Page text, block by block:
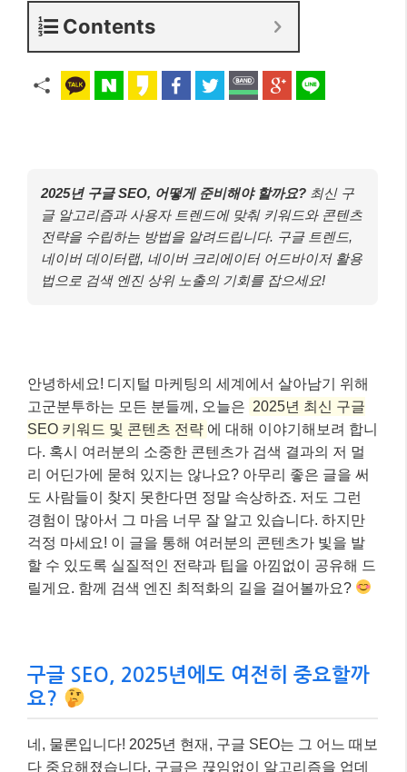
Contents
2025년 구글 SEO, 어떻게 준비해야 할까요? 최신 구
글 알고리즘과 사용자 트렌드에 맞춰 키워드와 콘텐츠
전략을 수립하는 방법을 알려드립니다. 구글 트렌드,
네이버 데이터랩, 네이버 크리에이터 어드바이저 활용
법으로 검색 엔진 상위 노출의 기회를 잡으세요!
안녕하세요! 디지털 마케팅의 세계에서 살아남기 위해
고군분투하는 모든 분들께, 오늘은 2025년 최신 구글
SEO 키워드 및 콘텐츠 전략 에 대해 이야기해보려 합니
다. 혹시 여러분의 소중한 콘텐츠가 검색 결과의 저 멀
리 어딘가에 묻혀 있지는 않나요? 아무리 좋은 글을 써
도 사람들이 찾지 못한다면 정말 속상하죠. 저도 그런
경험이 많아서 그 마음 너무 잘 알고 있습니다. 하지만
걱정 마세요! 이 글을 통해 여러분의 콘텐츠가 빛을 발
할 수 있도록 실질적인 전략과 팁을 아낌없이 공유해 드
릴게요. 함께 검색 엔진 최적화의 길을 걸어볼까요?
구글 SEO, 2025년에도 여전히 중요할까
요?
네, 물론입니다! 2025년 현재, 구글 SEO는 그 어느 때보
다 중요해졌습니다. 구글은 끊임없이 알고리즘을 업데